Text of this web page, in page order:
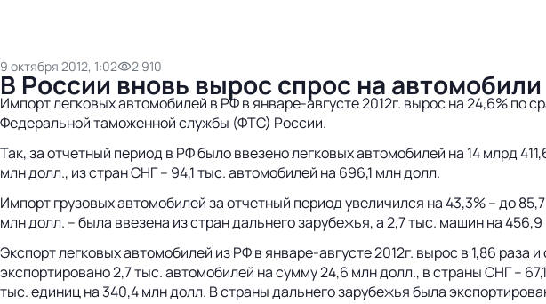
9 октября 2012, 1:02 2 910
В России вновь вырос спрос на автомобили
Импорт легковых автомобилей в РФ в январе-августе 2012г. вырос на 24,6% по
Федеральной таможенной службы (ФТС) России.
Так, за отчетный период в РФ было ввезено легковых автомобилей на 14 млрд
млн долл., из стран СНГ – 94,1 тыс. автомобилей на 696,1 млн долл.
Импорт грузовых автомобилей за отчетный период увеличился на 43,3% – до
млн долл. – была ввезена из стран дальнего зарубежья, а 2,7 тыс. машин на
Экспорт легковых автомобилей из РФ в январе-августе 2012г. вырос в 1,86
экспортировано 2,7 тыс. автомобилей на сумму 24,6 млн долл., в страны СНГ –
тыс. единиц на 340,4 млн долл. В страны дальнего зарубежья была